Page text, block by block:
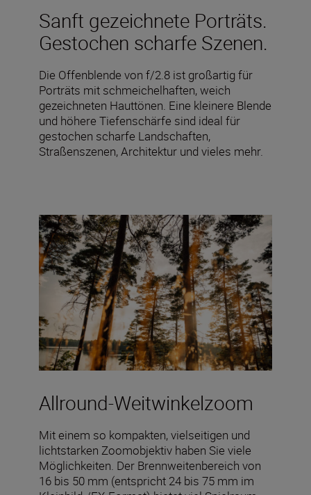
Sanft gezeichnete Porträts.
Gestochen scharfe Szenen.
Die Offenblende von f/2.8 ist großartig für
Porträts mit schmeichelhaften, weich
gezeichneten Hauttönen. Eine kleinere Blende
und höhere Tiefenschärfe sind ideal für
gestochen scharfe Landschaften,
Straßenszenen, Architektur und vieles mehr.
Allround-Weitwinkelzoom
Mit einem so kompakten, vielseitigen und
lichtstarken Zoomobjektiv haben Sie viele
Möglichkeiten. Der Brennweitenbereich von
16 bis 50 mm (entspricht 24 bis 75 mm im